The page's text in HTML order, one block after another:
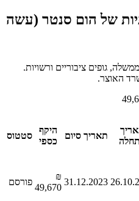
של הום סנטר (עשה
גופים ציבוריים ורשויות.
האוצר.
תאריך סיום
היקף
כספי
סטטוס
31.12.2023
₪
49,670
פורסם